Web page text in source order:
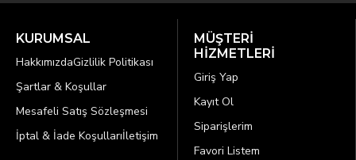
KURUMSAL
HakkımızdaGizlilik Politikası
Şartlar & Koşullar
Mesafeli Satış Sözleşmesi
İptal & İade Koşullarıİletişim
MÜŞTERİ
HİZMETLERİ
Giriş Yap
Kayıt Ol
Siparişlerim
Favori Listem